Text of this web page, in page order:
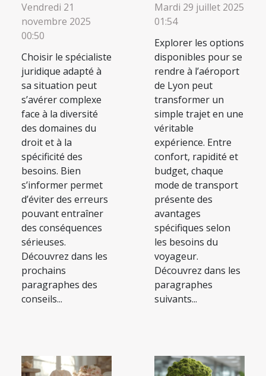
Vendredi 21
novembre 2025
00:50
Choisir le spécialiste
juridique adapté à
sa situation peut
s’avérer complexe
face à la diversité
des domaines du
droit et à la
spécificité des
besoins. Bien
s’informer permet
d’éviter des erreurs
pouvant entraîner
des conséquences
sérieuses.
Découvrez dans les
prochains
paragraphes des
conseils...
Mardi 29 juillet 2025
01:54
Explorer les options
disponibles pour se
rendre à l’aéroport
de Lyon peut
transformer un
simple trajet en une
véritable
expérience. Entre
confort, rapidité et
budget, chaque
mode de transport
présente des
avantages
spécifiques selon
les besoins du
voyageur.
Découvrez dans les
paragraphes
suivants...